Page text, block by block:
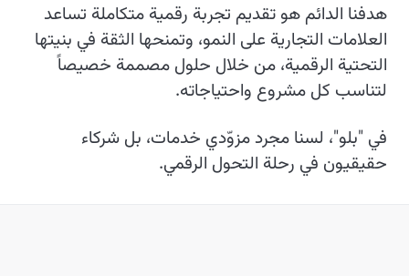
هدفنا الدائم هو تقديم تجربة رقمية متكاملة تساعد
العلامات التجارية على النمو، وتمنحها الثقة في بنيتها
التحتية الرقمية، من خلال حلول مصممة خصيصاً
لتناسب كل مشروع واحتياجاته.
في "بلو"، لسنا مجرد مزوّدي خدمات، بل شركاء
حقيقيون في رحلة التحول الرقمي.